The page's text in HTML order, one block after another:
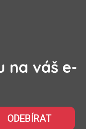
na váš e-
ODEBÍRAT